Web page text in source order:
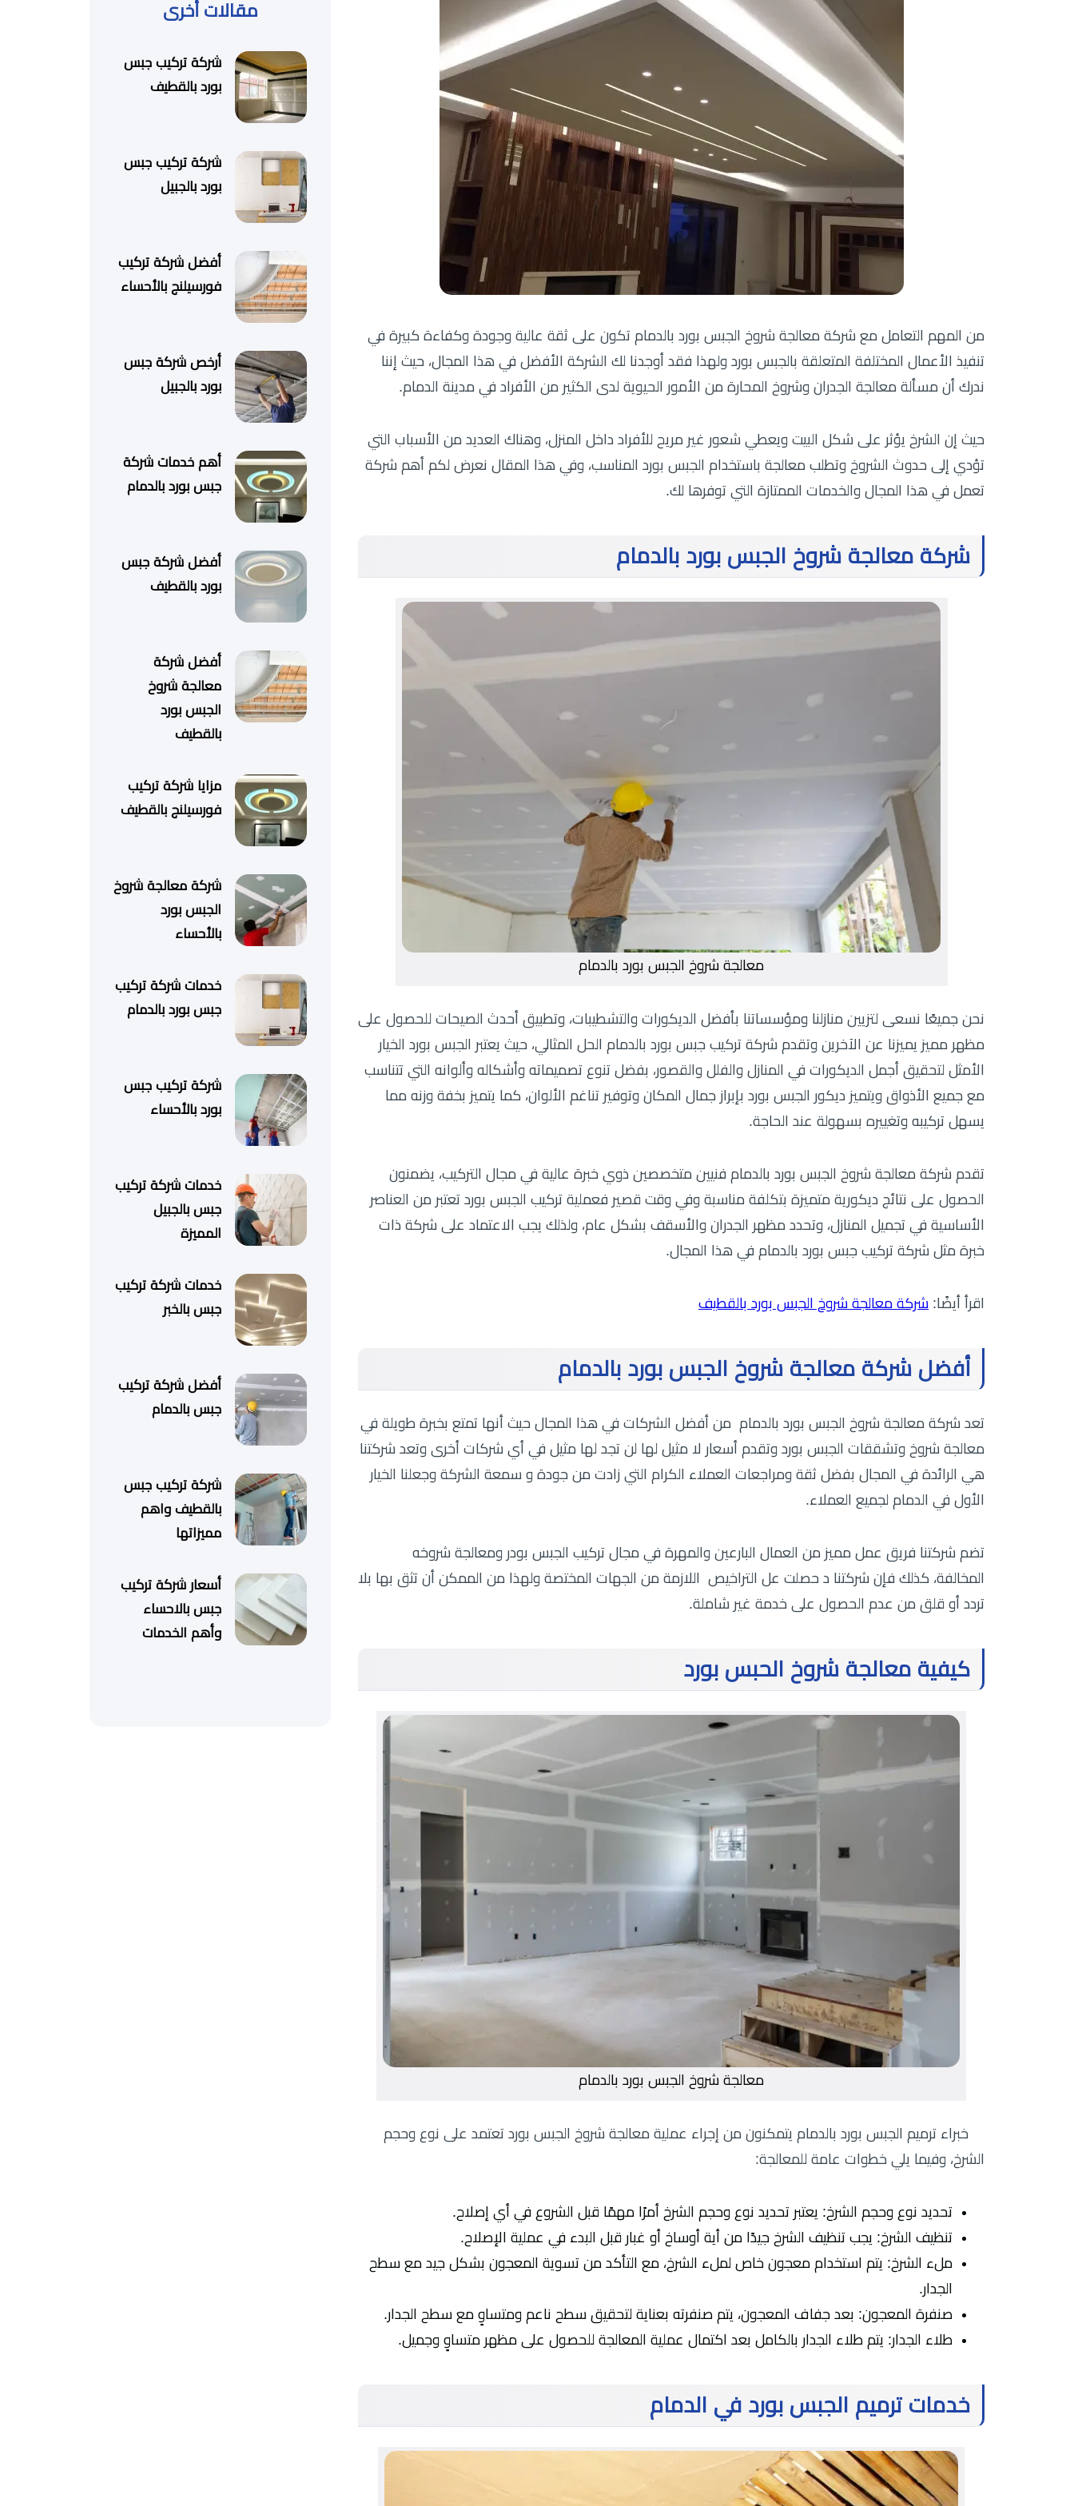
من المهم التعامل مع شركة معالجة شروخ الجبس بورد بالدمام تكون على ثقة عالية وجودة وكفاءة كبيرة في
تنفيذ الأعمال المختلفة المتعلقة بالجبس بورد ولهذا فقد أوجدنا لك الشركة الأفضل في هذا المجال، حيث إننا
ندرك أن مسألة معالجة الجدران وشروخ المحارة من الأمور الحيوية لدى الكثير من الأفراد في مدينة الدمام.
حيث إن الشرخ يؤثر على شكل البيت ويعطي شعور غير مريح للأفراد داخل المنزل، وهناك العديد من الأسباب التي
تؤدي إلى حدوث الشروخ وتطلب معالجة باستخدام الجبس بورد المناسب، وفي هذا المقال نعرض لكم أهم شركة
تعمل في هذا المجال والخدمات الممتازة التي توفرها لك.
شركة معالجة شروخ الجبس بورد بالدما م
معالجة شروخ الجبس بورد بالدمام
نحن جميعًا نسعى لتزيين منازلنا ومؤسساتنا بأفضل الديكورات والتشطيبات، وتطبيق أحدث الصيحات للحصول على
مظهر مميز يميزنا عن الآخرين وتقدم شركة تركيب جبس بورد بالدمام الحل المثالي، حيث يعتبر الجبس بورد الخيار
الأمثل لتحقيق أجمل الديكورات في المنازل والفلل والقصور، بفضل تنوع تصميماته وأشكاله وألوانه التي تتناسب
مع جميع الأذواق ويتميز ديكور الجبس بورد بإبراز جمال المكان وتوفير تناغم الألوان، كما يتميز بخفة وزنه مما
يسهل تركيبه وتغييره بسهولة عند الحاجة.
تقدم شركة معالجة شروخ الجبس بورد بالدمام فنيين متخصصين ذوي خبرة عالية في مجال التركيب، يضمنون
الحصول على نتائج ديكورية متميزة بتكلفة مناسبة وفي وقت قصير فعملية تركيب الجبس بورد تعتبر من العناصر
الأساسية في تجميل المنازل، وتحدد مظهر الجدران والأسقف بشكل عام، ولذلك يجب الاعتماد على شركة ذات
خبرة مثل شركة تركيب جبس بورد بالدمام في هذا المجال.
اقرأ أيضًا: شركة معالجة شروخ الجبس بورد بالقطيف
أفضل شركة معالجة شروخ الجبس بورد بالدمام
تعد شركة معالجة شروخ الجبس بورد بالدمام من أفضل الشركات في هذا المجال حيث أنها تمتع بخبرة طويلة في
معالجة شروخ وتشققات الجبس بورد وتقدم أسعار لا مثيل لها لن تجد لها مثيل في أي شركات أخرى وتعد شركتنا
هي الرائدة في المجال بفضل ثقة ومراجعات العملاء الكرام التي زادت من جودة و سمعة الشركة وجعلنا الخيار
الأول في الدمام لجميع العملاء.
تضم شركتنا فريق عمل مميز من العمال البارعين والمهرة في مجال تركيب الجبس بودر ومعالجة شروخه
المخالفة، كذلك فإن شركتنا د حصلت عل التراخيص اللازمة من الجهات المختصة ولهذا من الممكن أن تثق بها بلا
تردد أو قلق من عدم الحصول على خدمة غير شاملة.
كيفية معالجة شروخ الحبس بورد
معالجة شروخ الجبس بورد بالدمام
خبراء ترميم الجبس بورد بالدمام يتمكنون من إجراء عملية معالجة شروخ الجبس بورد تعتمد على نوع وحجم
الشرخ، وفيما يلي خطوات عامة للمعالجة:
تحديد نوع وحجم الشرخ: يعتبر تحديد نوع وحجم الشرخ أمرًا مهمًا قبل الشروع في أي إصلاح.
تنظيف الشرخ: يجب تنظيف الشرخ جيدًا من أية أوساخ أو غبار قبل البدء في عملية الإصلاح.
ملء الشرخ: يتم استخدام معجون خاص لملء الشرخ، مع التأكد من تسوية المعجون بشكل جيد مع سطح
الجدار.
صنفرة المعجون: بعد جفاف المعجون، يتم صنفرته بعناية لتحقيق سطح ناعم ومتساوٍ مع سطح الجدار.
طلاء الجدار: يتم طلاء الجدار بالكامل بعد اكتمال عملية المعالجة للحصول على مظهر متساوٍ وجميل.
خدمات ترميم الجبس بورد في الدمام
مقالات أخرى
شركة تركيب جبس
بورد بالقطيف
شركة تركيب جبس
بورد بالجبيل
أفضل شركة تركيب
فورسيلنج بالأحساء
أرخص شركة جبس
بورد بالجبيل
أهم خدمات شركة
جبس بورد بالدمام
أفضل شركة جبس
بورد بالقطيف
أفضل شركة
معالجة شروخ
الجبس بورد
بالقطيف
مزايا شركة تركيب
فورسيلنج بالقطيف
شركة معالجة شروخ
الجبس بورد
بالأحساء
خدمات شركة تركيب
جبس بورد بالدمام
شركة تركيب جبس
بورد بالأحساء
خدمات شركة تركيب
جبس بالجبيل
المميزة
خدمات شركة تركيب
جبس بالخبر
أفضل شركة تركيب
جبس بالدمام
شركة تركيب جبس
بالقطيف واهم
مميزاتها
أسعار شركة تركيب
جبس بالاحساء
وأهم الخدمات